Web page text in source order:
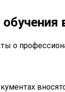
о